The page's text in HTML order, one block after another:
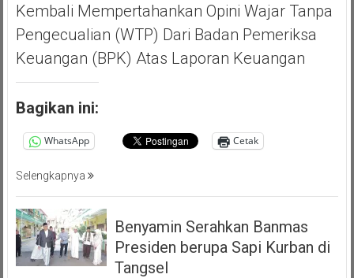
Kembali Mempertahankan Opini Wajar Tanpa
Pengecualian (WTP) Dari Badan Pemeriksa
Keuangan (BPK) Atas Laporan Keuangan
Bagikan ini:
WhatsApp Cetak
Selengkapnya
Benyamin Serahkan Banmas
Presiden berupa Sapi Kurban di
Tangsel